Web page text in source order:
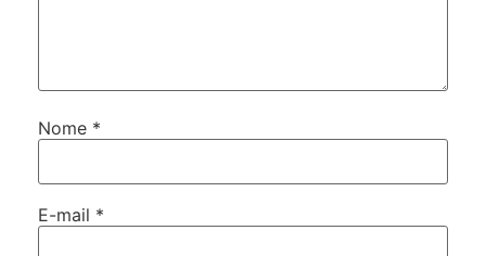
Nome *
E-mail *